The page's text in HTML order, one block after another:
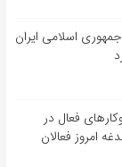
اسلامی ایران
فعال در
امروز فعالان